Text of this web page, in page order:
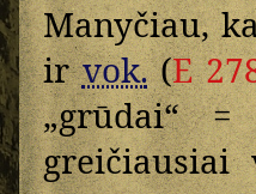
Manyčiau,
irvok.(E
„grūdai“